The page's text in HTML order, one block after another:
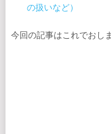
の扱いなど）
今回の記事はこれでおし